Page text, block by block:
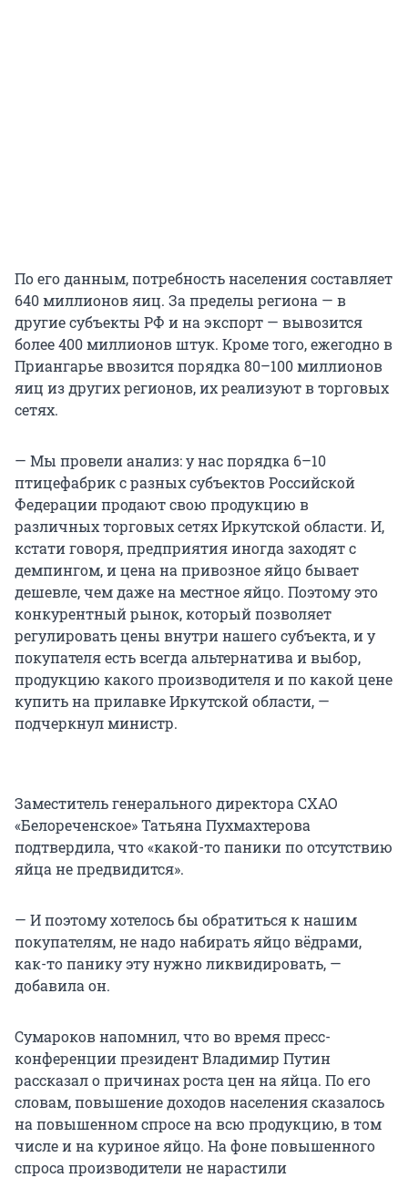
По его данным, потребность населения составляет
640 миллионов яиц. За пределы региона — в
другие субъекты РФ и на экспорт — вывозится
более 400 миллионов штук. Кроме того, ежегодно в
Приангарье ввозится порядка 80–100 миллионов
яиц из других регионов, их реализуют в торговых
сетях.
— Мы провели анализ: у нас порядка 6–10
птицефабрик с разных субъектов Российской
Федерации продают свою продукцию в
различных торговых сетях Иркутской области. И,
кстати говоря, предприятия иногда заходят с
демпингом, и цена на привозное яйцо бывает
дешевле, чем даже на местное яйцо. Поэтому это
конкурентный рынок, который позволяет
регулировать цены внутри нашего субъекта, и у
покупателя есть всегда альтернатива и выбор,
продукцию какого производителя и по какой цене
купить на прилавке Иркутской области, —
подчеркнул министр.
Заместитель генерального директора СХАО
«Белореченское» Татьяна Пухмахтерова
подтвердила, что «какой-то паники по отсутствию
яйца не предвидится».
— И поэтому хотелось бы обратиться к нашим
покупателям, не надо набирать яйцо вёдрами,
как-то панику эту нужно ликвидировать, —
добавила он.
Сумароков напомнил, что во время пресс-
конференции президент Владимир Путин
рассказал о причинах роста цен на яйца. По его
словам, повышение доходов населения сказалось
на повышенном спросе на всю продукцию, в том
числе и на куриное яйцо. На фоне повышенного
спроса производители не нарастили